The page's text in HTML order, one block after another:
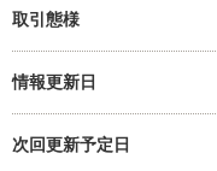
取引態様
情報更新日
次回更新予定日